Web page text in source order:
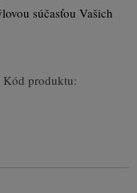
súčasťou Vašich
Kód produktu: